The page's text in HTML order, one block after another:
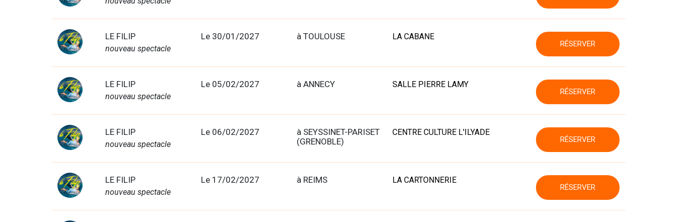
LE FILIP
nouveau spectacle
Le 30/01/2027 à TOULOUSE LA CABANE
RÉSERVER
LE FILIP
nouveau spectacle
Le 05/02/2027 à ANNECY SALLE PIERRE LAMY
RÉSERVER
LE FILIP
nouveau spectacle
Le 06/02/2027
à SEYSSINET-PARISET
(GRENOBLE)
CENTRE CULTURE L'ILYADE
RÉSERVER
LE FILIP
nouveau spectacle
Le 17/02/2027 à REIMS LA CARTONNERIE
RÉSERVER